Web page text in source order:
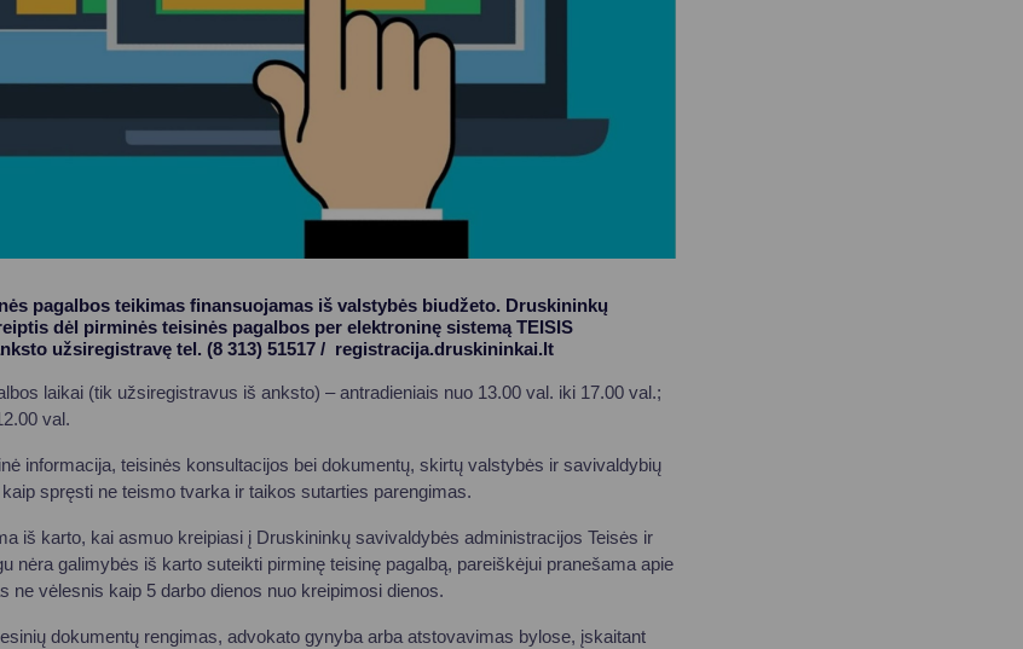
pagalbos teikimas finansuojamas iš valstybės biudžeto. Druskininkų
dėl pirminės teisinės pagalbos per elektroninę sistemą TEISIS
užsiregistravę tel. (8 313) 51517 / registracija.druskininkai.lt
laikai (tik užsiregistravus iš anksto) – antradieniais nuo 13.00 val. iki 17.00 val.;
val.
informacija, teisinės konsultacijos bei dokumentų, skirtų valstybės ir savivaldybių
kaip spręsti ne teismo tvarka ir taikos sutarties parengimas.
iš karto, kai asmuo kreipiasi į Druskininkų savivaldybės administracijos Teisės ir
nėra galimybės iš karto suteikti pirminę teisinę pagalbą, pareiškėjui pranešama apie
ne vėlesnis kaip 5 darbo dienos nuo kreipimosi dienos.
dokumentų rengimas, advokato gynyba arba atstovavimas bylose, įskaitant